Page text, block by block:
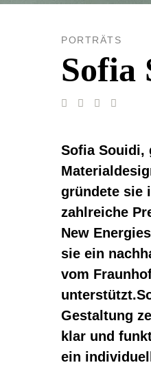
PORTRÄTS
Sofia
Sofia Souidi,
gründete sie
zahlreiche
New
sie ein
vom
Gestaltung
klar und
ein